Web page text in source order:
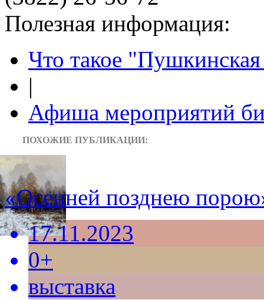
Полезная информация:
Что такое "Пушкинская
|
Афиша мероприятий
ПОХОЖИЕ ПУБЛИКАЦИИ:
«Осенней позднею
17.11.2023
0+
выставка